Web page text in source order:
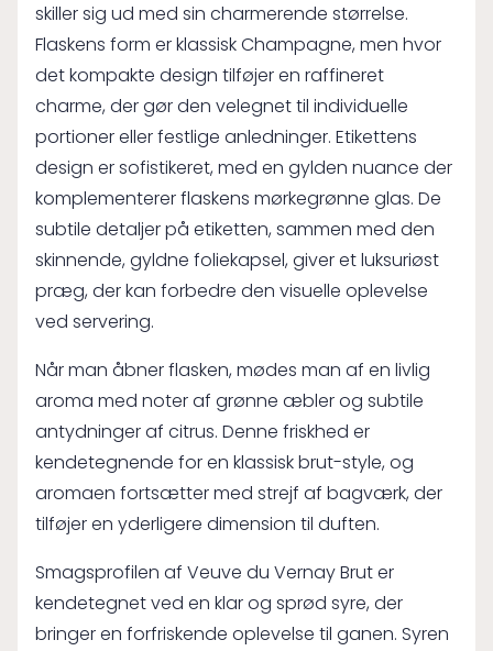
skiller sig ud med sin charmerende størrelse.
Flaskens form er klassisk Champagne, men hvor
det kompakte design tilføjer en raffineret
charme, der gør den velegnet til individuelle
portioner eller festlige anledninger. Etikettens
design er sofistikeret, med en gylden nuance der
komplementerer flaskens mørkegrønne glas. De
subtile detaljer på etiketten, sammen med den
skinnende, gyldne foliekapsel, giver et luksuriøst
præg, der kan forbedre den visuelle oplevelse
ved servering.
Når man åbner flasken, mødes man af en livlig
aroma med noter af grønne æbler og subtile
antydninger af citrus. Denne friskhed er
kendetegnende for en klassisk brut-style, og
aromaen fortsætter med strejf af bagværk, der
tilføjer en yderligere dimension til duften.
Smagsprofilen af Veuve du Vernay Brut er
kendetegnet ved en klar og sprød syre, der
bringer en forfriskende oplevelse til ganen. Syren